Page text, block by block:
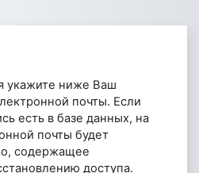
укажите ниже Ваш
почты. Если
есть в базе данных, на
почты будет
содержащее
доступа.